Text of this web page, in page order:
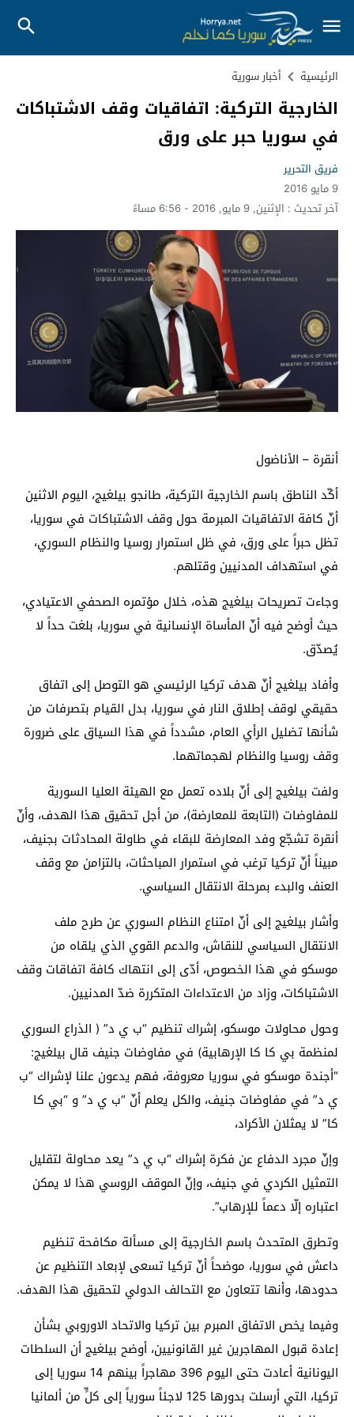
الرئيسية أخبار سورية
الخارجية التركية: اتفاقيات وقف الاشتباكات
في سوريا حبر على ورق
فريق التحرير
9 مايو 2016
آخر تحديث : الإثنين, 9 مايو, 2016 - 6:56 مساءً
أنقرة – الأناضول
أكّد الناطق باسم الخارجية التركية، طانجو بيلغيج، اليوم الاثنين
أنّ كافة الاتفاقيات المبرمة حول وقف الاشتباكات في سوريا،
تظل حبراً على ورق، في ظل استمرار روسيا والنظام السوري،
في استهداف المدنيين وقتلهم.
وجاءت تصريحات بيلغيج هذه، خلال مؤتمره الصحفي الاعتيادي،
حيث أوضح فيه أنّ المأساة الإنسانية في سوريا، بلغت حداً لا
يُصدّق.
وأفاد بيلغيج أنّ هدف تركيا الرئيسي هو التوصل إلى اتفاق
حقيقي لوقف إطلاق النار في سوريا، بدل القيام بتصرفات من
شأنها تضليل الرأي العام، مشدداً في هذا السياق على ضرورة
وقف روسيا والنظام لهجماتهما.
ولفت بيلغيج إلى أنّ بلاده تعمل مع الهيئة العليا السورية
للمفاوضات (التابعة للمعارضة)، من أجل تحقيق هذا الهدف، وأنّ
أنقرة تشجّع وفد المعارضة للبقاء في طاولة المحادثات بجنيف،
مبيناً أنّ تركيا ترغب في استمرار المباحثات، بالتزامن مع وقف
العنف والبدء بمرحلة الانتقال السياسي.
وأشار بيلغيج إلى أنّ امتناع النظام السوري عن طرح ملف
الانتقال السياسي للنقاش، والدعم القوي الذي يلقاه من
موسكو في هذا الخصوص، أدّى إلى انتهاك كافة اتفاقات وقف
الاشتباكات، وزاد من الاعتداءات المتكررة ضدّ المدنيين.
وحول محاولات موسكو، إشراك تنظيم “ب ي د” ( الذراع السوري
لمنظمة بي كا كا الإرهابية) في مفاوضات جنيف قال بيلغيج:
“أجندة موسكو في سوريا معروفة، فهم يدعون علنا لإشراك “ب
ي د” في مفاوضات جنيف، والكل يعلم أنّ “ب ي د” و “بي كا
كا” لا يمثلان الأكراد،
وإنّ مجرد الدفاع عن فكرة إشراك “ب ي د” يعد محاولة لتقليل
التمثيل الكردي في جنيف، وإنّ الموقف الروسي هذا لا يمكن
اعتباره إلّا دعماً للإرهاب”.
وتطرق المتحدث باسم الخارجية إلى مسألة مكافحة تنظيم
داعش في سوريا، موضحاً أنّ تركيا تسعى لإبعاد التنظيم عن
حدودها، وأنها تتعاون مع التحالف الدولي لتحقيق هذا الهدف.
وفيما يخص الاتفاق المبرم بين تركيا والاتحاد الاوروبي بشأن
إعادة قبول المهاجرين غير القانونيين، أوضح بيلغيج أن السلطات
اليونانية أعادت حتى اليوم 396 مهاجراً بينهم 14 سوريا إلى
تركيا، التي أرسلت بدورها 125 لاجئاً سورياً إلى كلٍّ من ألمانيا